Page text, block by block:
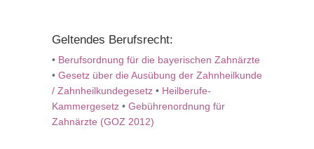
Geltendes Berufsrecht:
• Berufsordnung für die bayerischen Zahnärzte
• Gesetz über die Ausübung der Zahnheilkunde
/ Zahnheilkundegesetz • Heilberufe-
Kammergesetz • Gebührenordnung für
Zahnärzte (GOZ 2012)